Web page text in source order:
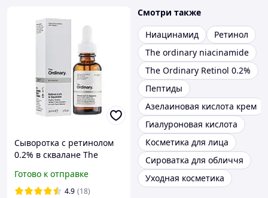
Сыворотка с ретинолом
0.2% в сквалане The
Squalane 30 мл
Готово к отправке
4.9 (18)
Смотри также
Ниацинамид
Ретинол
The ordinary niacinamide
The Ordinary Retinol 0.2%
Пептиды
Азелаиновая кислота крем
Гиалуроновая кислота
Косметика для лица
Сироватка для обличчя
Уходная косметика